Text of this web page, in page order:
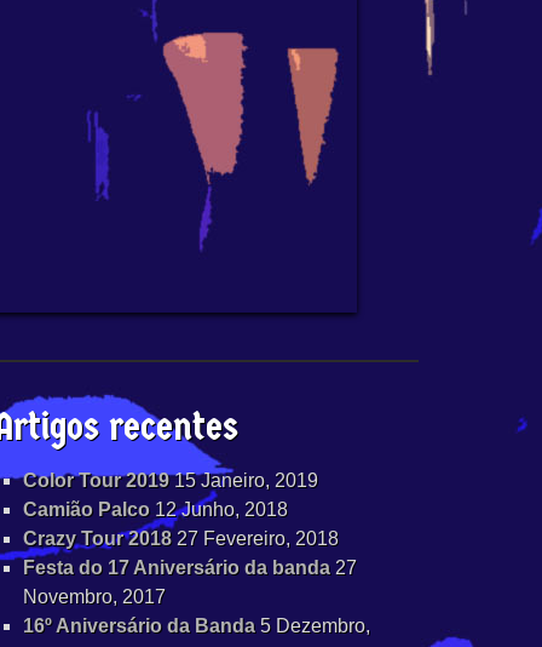
recentes
Color Tour 2019 15 Janeiro, 2019
Camião Palco 12 Junho, 2018
Crazy Tour 2018 27 Fevereiro, 2018
Festa do 17 Aniversário da banda 27
Novembro, 2017
16º Aniversário da Banda 5 Dezembro,